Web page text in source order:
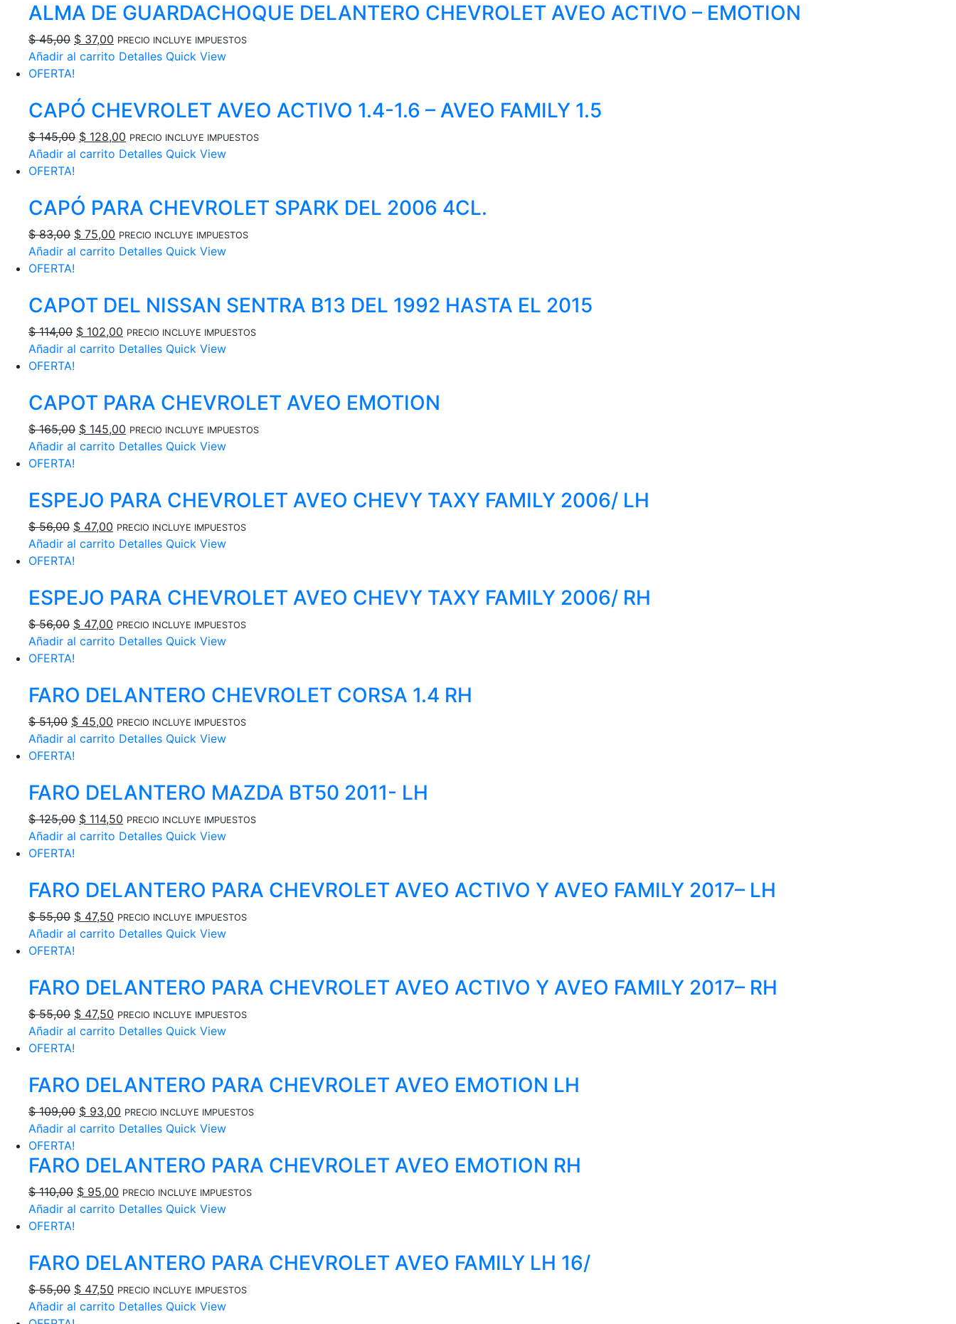
ALMA DE GUARDACHOQUE DELANTERO CHEVROLET AVEO ACTIVO – EMOTION
$45,00 El
precio
original
$ 45,00.
$ 37,00 El
precio
$ 37,00.
PRECIO INCLUYE IMPUESTOS
Añadir al carrito Detalles Quick View
OFERTA!
CAPÓ CHEVROLET AVEO ACTIVO 1.4-1.6 – AVEO FAMILY 1.5
$145,00 El
precio
$ 145,00.
$ 128,00 El
precio
$ 128,00.
PRECIO INCLUYE IMPUESTOS
Añadir al carrito Detalles Quick View
OFERTA!
CAPÓ PARA CHEVROLET SPARK DEL 2006 4CL.
$83,00 El
precio
original
$ 83,00.
$ 75,00 El
precio
$ 75,00.
PRECIO INCLUYE IMPUESTOS
Añadir al carrito Detalles Quick View
OFERTA!
CAPOT DEL NISSAN SENTRA B13 DEL 1992 HASTA EL 2015
$114,00 El
precio
$ 114,00.
$ 102,00 El
precio
$ 102,00.
PRECIO INCLUYE IMPUESTOS
Añadir al carrito Detalles Quick View
OFERTA!
CAPOT PARA CHEVROLET AVEO EMOTION
$165,00 El
precio
$ 165,00.
$ 145,00 El
precio
$ 145,00.
PRECIO INCLUYE IMPUESTOS
Añadir al carrito Detalles Quick View
OFERTA!
ESPEJO PARA CHEVROLET AVEO CHEVY TAXY FAMILY 2006/ LH
$56,00 El
precio
original
$ 56,00.
$ 47,00 El
precio
$ 47,00.
PRECIO INCLUYE IMPUESTOS
Añadir al carrito Detalles Quick View
OFERTA!
ESPEJO PARA CHEVROLET AVEO CHEVY TAXY FAMILY 2006/ RH
$56,00 El
precio
original
$ 56,00.
$ 47,00 El
precio
$ 47,00.
PRECIO INCLUYE IMPUESTOS
Añadir al carrito Detalles Quick View
OFERTA!
FARO DELANTERO CHEVROLET CORSA 1.4 RH
$51,00 El
precio
original
$ 51,00.
$ 45,00 El
precio
$ 45,00.
PRECIO INCLUYE IMPUESTOS
Añadir al carrito Detalles Quick View
OFERTA!
FARO DELANTERO MAZDA BT50 2011- LH
$125,00 El
precio
$ 125,00.
$ 114,50 El
precio
$ 114,50.
PRECIO INCLUYE IMPUESTOS
Añadir al carrito Detalles Quick View
OFERTA!
FARO DELANTERO PARA CHEVROLET AVEO ACTIVO Y AVEO FAMILY 2017– LH
$55,00 El
precio
original
$ 55,00.
$ 47,50 El
precio
$ 47,50.
PRECIO INCLUYE IMPUESTOS
Añadir al carrito Detalles Quick View
OFERTA!
FARO DELANTERO PARA CHEVROLET AVEO ACTIVO Y AVEO FAMILY 2017– RH
$55,00 El
precio
original
$ 55,00.
$ 47,50 El
precio
$ 47,50.
PRECIO INCLUYE IMPUESTOS
Añadir al carrito Detalles Quick View
OFERTA!
FARO DELANTERO PARA CHEVROLET AVEO EMOTION LH
$109,00 El
precio
era:
$ 93,00 El
precio
es:
PRECIO INCLUYE IMPUESTOS
Añadir al carrito Detalles Quick View
OFERTA!
FARO DELANTERO PARA CHEVROLET AVEO EMOTION RH
$110,00 El
precio
$ 110,00.
$ 95,00 El
precio
$ 95,00.
PRECIO INCLUYE IMPUESTOS
Añadir al carrito Detalles Quick View
OFERTA!
FARO DELANTERO PARA CHEVROLET AVEO FAMILY LH 16/
$55,00 El
precio
$ 47,50 El
precio
PRECIO INCLUYE IMPUESTOS
Añadir al carrito Detalles Quick View